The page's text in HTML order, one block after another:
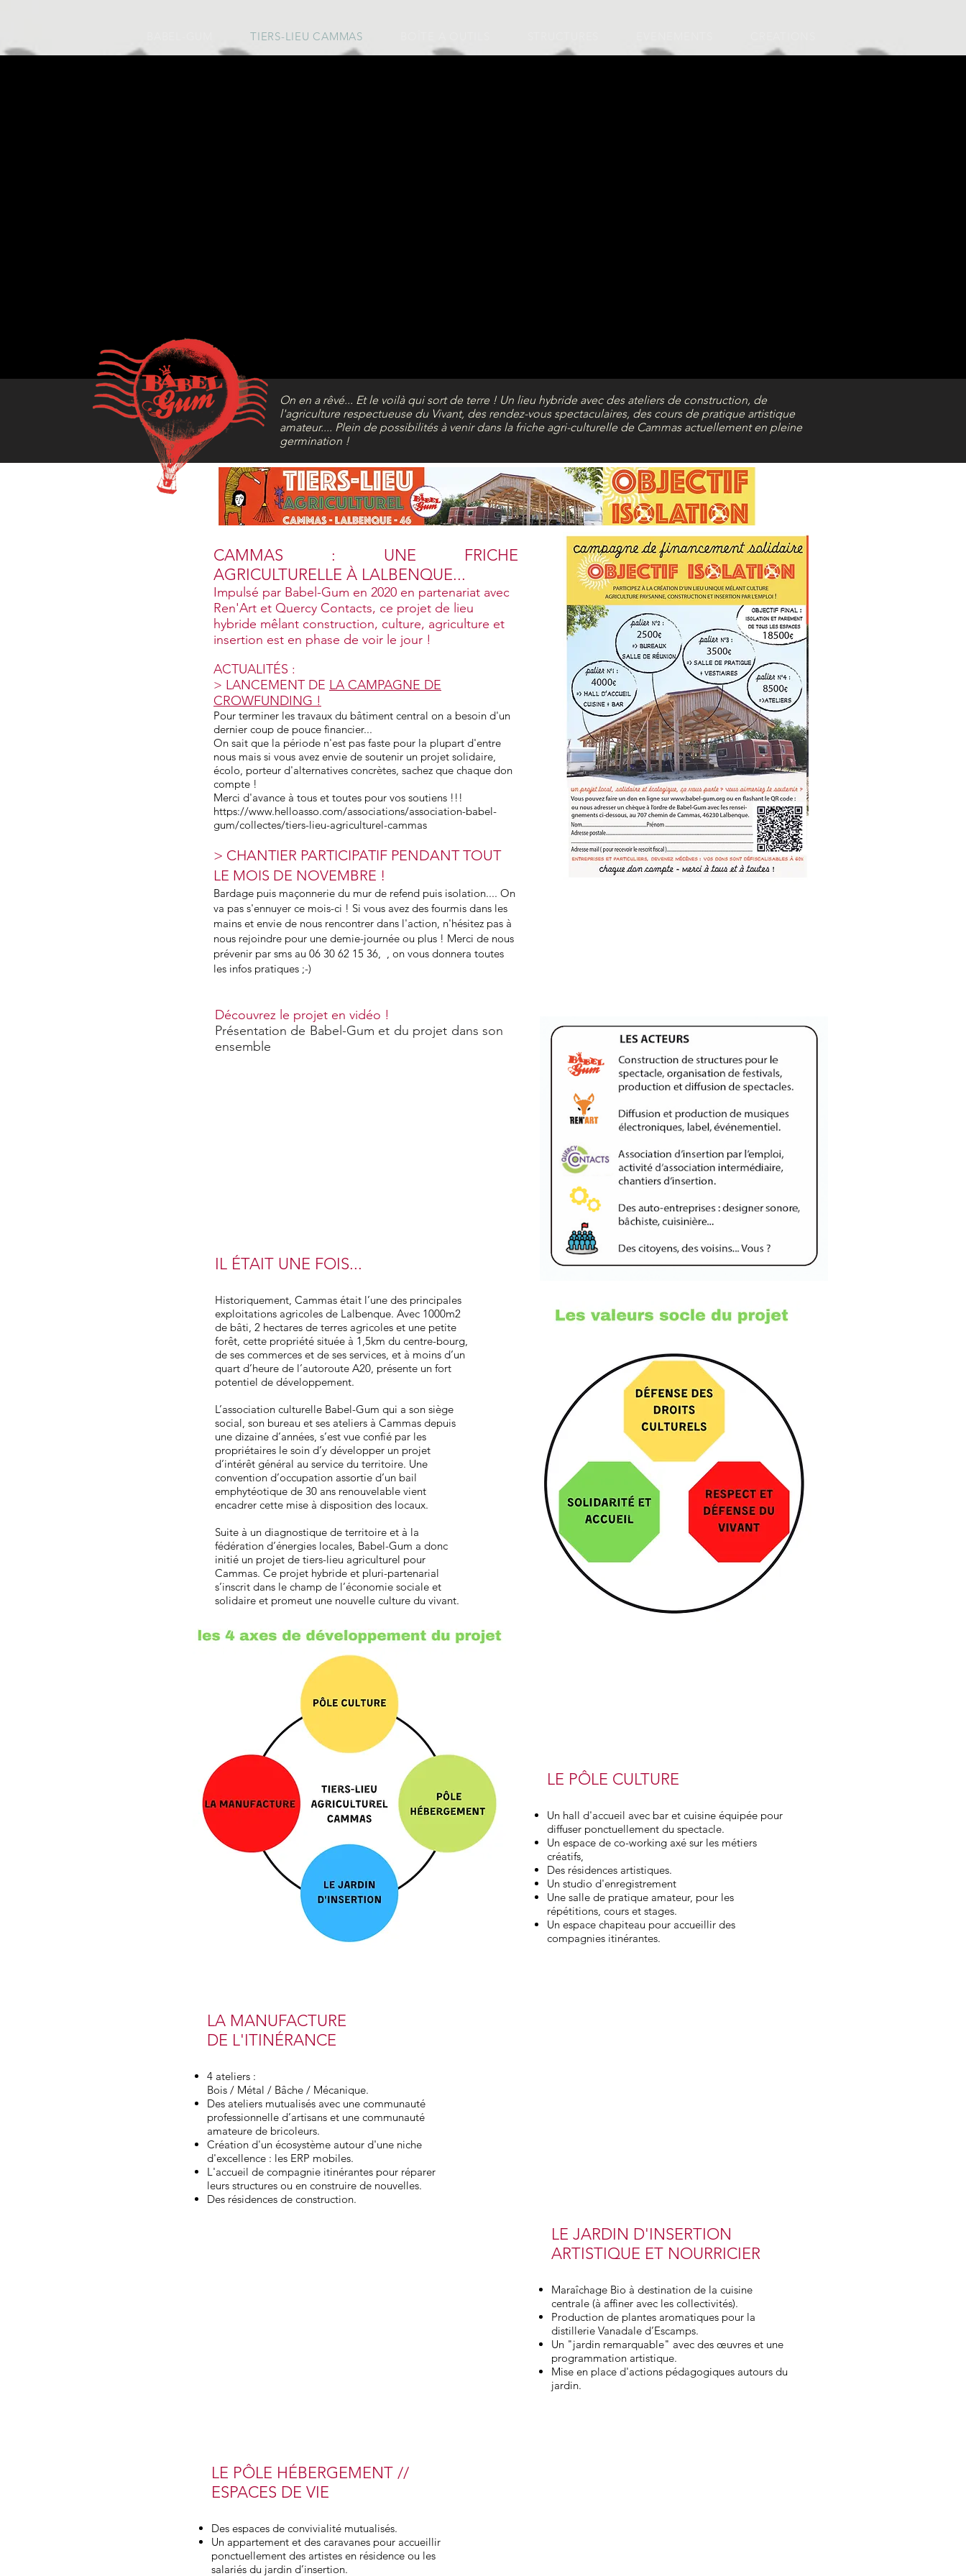
TIERS-LIEU CAMMAS
On en a rêvé... Et le voilà qui sort de terre ! Un lieu hybride avec des ateliers de construction, de
l'agriculture respectueuse du Vivant, des rendez-vous spectaculaires, des cours de pratique artistique
amateur.... Plein de possibilités à venir dans la friche agri-culturelle de Cammas actuellement en pleine
germination !
CAMMAS : UNE FRICHE
AGRICULTURELLE À LALBENQUE...
Impulsé par Babel-Gum en 2020 en partenariat avec
Ren'Art et Quercy Contacts, ce projet de lieu
hybride mêlant construction, culture, agriculture et
insertion est en phase de voir le jour !
ACTUALITÉS :
> LANCEMENT DE LA CAMPAGNE DE
CROWFUNDING !
Pour terminer les travaux du bâtiment central on a besoin d'un
dernier coup de pouce financier...
On sait que la période n'est pas faste pour la plupart d'entre
nous mais si vous avez envie de soutenir un projet solidaire,
écolo, porteur d'alternatives concrètes, sachez que chaque don
compte !
Merci d'avance à tous et toutes pour vos soutiens !!!
https://www.helloasso.com/associations/association-babel-
gum/collectes/tiers-lieu-agriculturel-cammas
> CHANTIER PARTICIPATIF PENDANT TOUT
LE MOIS DE NOVEMBRE !
Bardage puis maçonnerie du mur de refend puis isolation.... On
va pas s'ennuyer ce mois-ci ! Si vous avez des fourmis dans les
mains et envie de nous rencontrer dans l'action, n'hésitez pas à
nous rejoindre pour une demie-journée ou plus ! Merci de nous
prévenir par sms au 06 30 62 15 36, , on vous donnera toutes
les infos pratiques ;-)
Découvrez le projet en vidéo !
Présentation de Babel-Gum et du projet dans son
ensemble
IL ÉTAIT UNE FOIS...
Historiquement, Cammas était l’une des principales
exploitations agricoles de Lalbenque. Avec 1000m2
de bâti, 2 hectares de terres agricoles et une petite
forêt, cette propriété située à 1,5km du centre-bourg,
de ses commerces et de ses services, et à moins d’un
quart d’heure de l’autoroute A20, présente un fort
potentiel de développement.
L’association culturelle Babel-Gum qui a son siège
social, son bureau et ses ateliers à Cammas depuis
une dizaine d’années, s’est vue confié par les
propriétaires le soin d’y développer un projet
d’intérêt général au service du territoire. Une
convention d’occupation assortie d’un bail
emphytéotique de 30 ans renouvelable vient
encadrer cette mise à disposition des locaux.
Suite à un diagnostique de territoire et à la
fédération d’énergies locales, Babel-Gum a donc
initié un projet de tiers-lieu agriculturel pour
Cammas. Ce projet hybride et pluri-partenarial
s’inscrit dans le champ de l’économie sociale et
solidaire et promeut une nouvelle culture du vivant.
LA MANUFACTURE
DE L'ITINÉRANCE
4 ateliers :
Bois / Métal / Bâche / Mécanique.
Des ateliers mutualisés avec une communauté
professionnelle d’artisans et une communauté
amateure de bricoleurs.
Création d'un écosystème autour d'une niche
d'excellence : les ERP mobiles.
L'accueil de compagnie itinérantes pour réparer
leurs structures ou en construire de nouvelles.
Des résidences de construction.
LE PÔLE CULTURE
Un hall d'accueil avec bar et cuisine équipée pour
diffuser ponctuellement du spectacle.
Un espace de co-working axé sur les métiers
créatifs,
Des résidences artistiques.
Un studio d'enregistrement
Une salle de pratique amateur, pour les
répétitions, cours et stages.
Un espace chapiteau pour accueillir des
compagnies itinérantes.
LE PÔLE HÉBERGEMENT //
ESPACES DE VIE
Des espaces de convivialité mutualisés.
Un appartement et des caravanes pour accueillir
ponctuellement des artistes en résidence ou les
salariés du jardin d’insertion.
LE JARDIN D'INSERTION
ARTISTIQUE ET NOURRICIER
Maraîchage Bio à destination de la cuisine
centrale (à affiner avec les collectivités).
Production de plantes aromatiques pour la
distillerie Vanadale d’Escamps.
Un "jardin remarquable" avec des œuvres et une
programmation artistique.
Mise en place d'actions pédagogiques autours du
jardin.